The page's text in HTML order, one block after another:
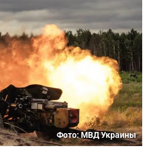
Фото: МВД Украины